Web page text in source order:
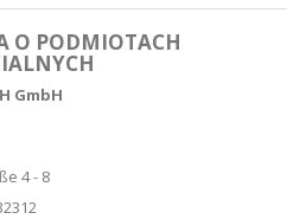
O PODMIOTACH
GmbH
4 - 8